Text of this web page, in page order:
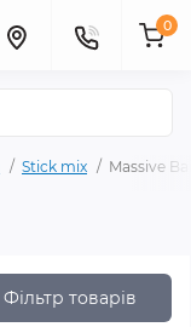
0
Stick mix Massive
Фільтр товарів